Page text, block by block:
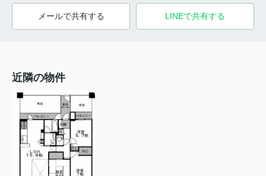
メールで共有する LINEで共有する
近隣の物件